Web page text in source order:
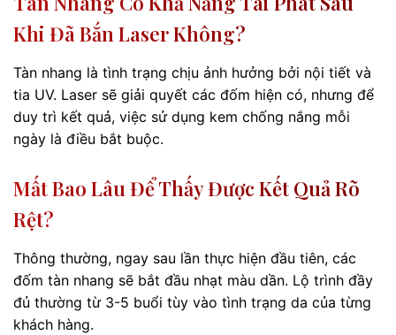
Khi Đã Bắn Laser Không?
Tàn nhang là tình trạng chịu ảnh hưởng bởi nội tiết và
tia UV. Laser sẽ giải quyết các đốm hiện có, nhưng để
duy trì kết quả, việc sử dụng kem chống nắng mỗi
ngày là điều bắt buộc.
Mất Bao Lâu Để Thấy Được Kết Quả Rõ
Rệt?
Thông thường, ngay sau lần thực hiện đầu tiên, các
đốm tàn nhang sẽ bắt đầu nhạt màu dần. Lộ trình đầy
đủ thường từ 3-5 buổi tùy vào tình trạng da của từng
khách hàng.